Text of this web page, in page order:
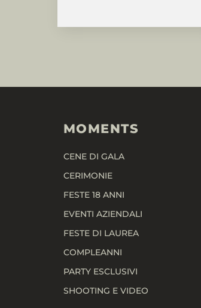
MOMENTS
CENE DI GALA
CERIMONIE
FESTE 18 ANNI
EVENTI AZIENDALI
FESTE DI LAUREA
COMPLEANNI
PARTY ESCLUSIVI
SHOOTING E VIDEO